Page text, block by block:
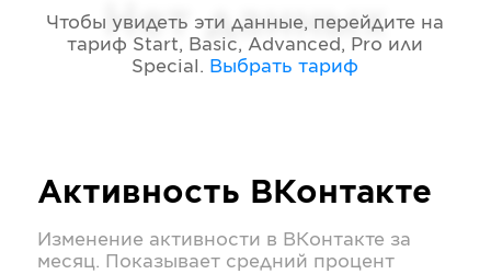
Нет данных
Чтобы увидеть эти данные, перейдите на
тариф Start, Basic, Advanced, Pro или
Special . Выбрать тариф
Активность ВКонтакте
Изменение активности в ВКонтакте за
месяц. Показывает средний процент